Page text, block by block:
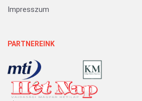
Impresszum
PARTNEREINK